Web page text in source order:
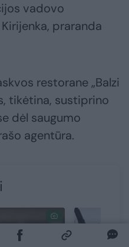
vadovo
praranda
restorane „Balzi
tikėtina, sustiprino
dėl saugumo
agentūra.